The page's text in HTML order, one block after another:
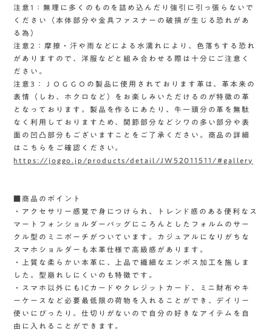
注意1：無理に多くのものを詰め込んだり強引に引っ張らないで
ください（本体部分や金具ファスナーの破損が生じる恐れがあ
る為）
注意2：摩擦・汗や雨などによる水濡れにより、色落ちする恐れ
がありますので、洋服などと組み合わせる際は十分にご注意く
ださい。
注意3：ＪＯＧＧＯの製品に使用されております革は、革本来の
表情（しわ、ホクロなど）をお楽しみいただけるのが特徴の革
となっております。製品を作るにあたり、牛一頭分の革を無駄
なく利用しておりますため、関節部分などシワの多い部分や表
面の凹凸部分もございますことをご了承ください。商品の詳細
はこちらをご確認ください。
https://joggo.jp/products/detail/JW52011511/#gallery
■商品のポイント
・アクセサリー感覚で身につけられ、トレンド感のある便利なス
マートフォンショルダーバッグにころんとしたフォルムのサー
クル型のミニポーチがついています。カジュアルになりがちな
スマホショルダーも本革仕様で高級感があります。
・上質な柔らかい本革に、上品で繊細なエンボス加工を施しま
した。型崩れしにくいのも特徴です。
・スマホ以外にもICカードやクレジットカード、ミニ財布やキ
ーケースなど必要最低限の荷物を入れることができ、デイリー
使いにぴったり。仕切りがないので自分の好きなアイテムを自
由に入れることができます。